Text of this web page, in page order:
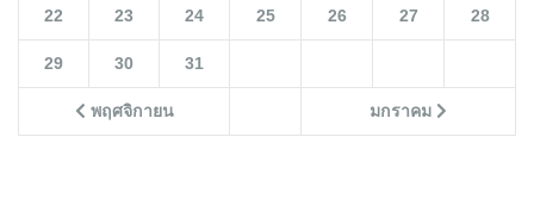
พฤศจิกายน มกราคม
22 23 24 25 26 27 28
29 30 31